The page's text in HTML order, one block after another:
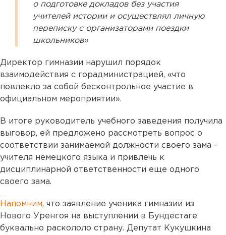
о подготовке докладов без участия
учителей истории и осуществлял личную
переписку с организаторами поездки
школьников»
Директор гимназии нарушил порядок
взаимодействия с горадминистрацией, «что
повлекло за собой бесконтрольное участие в
официальном мероприятии».
В итоге руководитель учебного заведения получила
выговор, ей предложено рассмотреть вопрос о
соответствии занимаемой должности своего зама –
учителя немецкого языка и привлечь к
дисциплинарной ответственности еще одного
своего зама.
Напомним, что заявление ученика гимназии из
Нового Уренгоя на выступлении в Бундестаге
буквально раскололо страну. Депутат Кукушкина